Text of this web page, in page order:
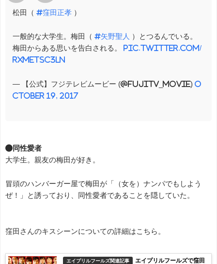
松田（ #窪田正孝 ）
一般的な大学生。梅田（ #矢野聖人 ）とつるんでいる。
梅田からある思いを告白される。 pic.twitter.com/
rxmEtSC3ln
— 【公式】フジテレビムービー (@fujitv_movie) O
ctober 19, 2017
●同性愛者
大学生。親友の梅田が好き。
冒頭のハンバーガー屋で梅田が「（女を）ナンパでもしよう
ぜ！」と誘っており、同性愛者であることを隠していた。
窪田さんのキスシーンについての詳細はこちら。
エイプリルフールズ関連記事
エイプリルフールズで窪田